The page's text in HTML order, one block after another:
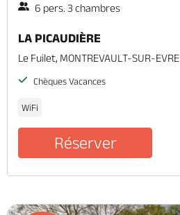
6 pers. 3 chambres
LA PICAUDIÈRE
Le Fuilet, MONTREVAULT-SUR-EVRE
Chèques Vacances
WiFi
Réserver